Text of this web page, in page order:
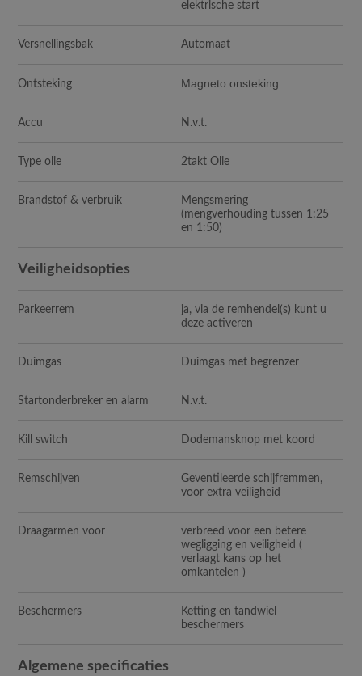
elektrische start
Versnellingsbak Automaat
Ontsteking Magneto onsteking
Accu N.v.t.
Type olie 2takt Olie
Brandstof & verbruik
Mengsmering
(mengverhouding tussen 1:25
en 1:50)
Veiligheidsopties
Parkeerrem
ja, via de remhendel(s) kunt u
deze activeren
Duimgas Duimgas met begrenzer
Startonderbreker en alarm N.v.t.
Kill switch Dodemansknop met koord
Remschijven
Geventileerde schijfremmen,
voor extra veiligheid
Draagarmen voor
verbreed voor een betere
wegligging en veiligheid (
verlaagt kans op het
omkantelen )
Beschermers
Ketting en tandwiel
beschermers
Algemene specificaties